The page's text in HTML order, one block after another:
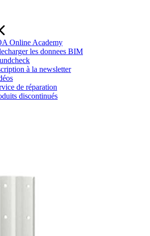
Online Academy
les donnees BIM
à la newsletter
de réparation
discontinués